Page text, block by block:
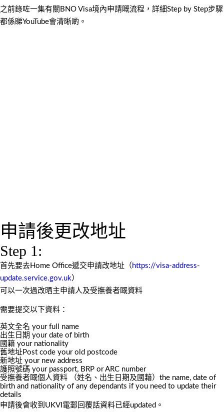
之前錄咗一集有關BNO Visa境內申請嘅流程，詳細Step by Step步驟
都係睇YouTube會清晰啲。
申請後更改地址
Step 1:
首先要去Home Office遞交申請改地址（ https://visa-address-
update.service.gov.uk ）
可以一次過改晒主申請人及受撫養者嘅資料
需要提交以下資料：
英文全名 your full name
出生日期 your date of birth
國籍 your nationality
舊地址Post code your old postcode
新地址 your new address
護照號碼 your passport, BRP or ARC number
受撫養者嘅個人資料 （姓名、出生日期及國藉）the name, date of
birth and nationality of any dependants if you need to update their
details
申請後會收到UKVI電郵回覆話資料已經updated。